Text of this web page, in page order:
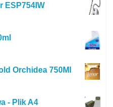
ESP754IW
Orchidea 750Ml
- Plik A4